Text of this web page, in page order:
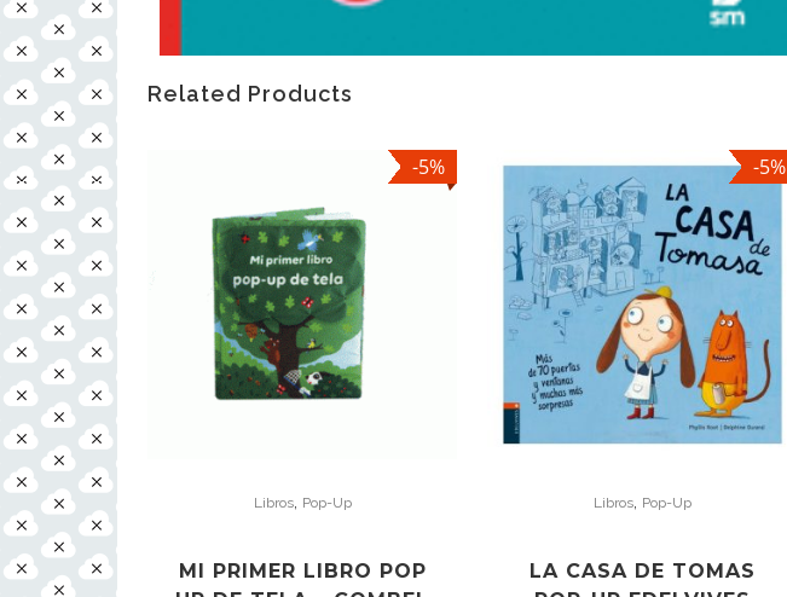
Related Products
-5%
Libros, Pop-Up
MI PRIMER LIBRO POP
-5%
Libros, Pop-Up
LA CASA DE TOMAS